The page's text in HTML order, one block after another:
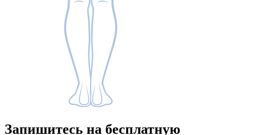
Запишитесь на бесплатную